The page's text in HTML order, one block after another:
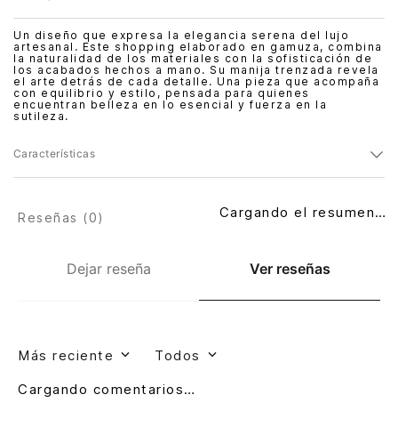
Un diseño que expresa la elegancia serena del lujo
artesanal. Este shopping elaborado en gamuza, combina
la naturalidad de los materiales con la sofisticación de
los acabados hechos a mano. Su manija trenzada revela
el arte detrás de cada detalle. Una pieza que acompaña
con equilibrio y estilo, pensada para quienes
encuentran belleza en lo esencial y fuerza en la
sutileza.
Características
Dejar reseña Ver reseñas
Reseñas (0) Cargando el resumen…
Más reciente Todos
Cargando comentarios…